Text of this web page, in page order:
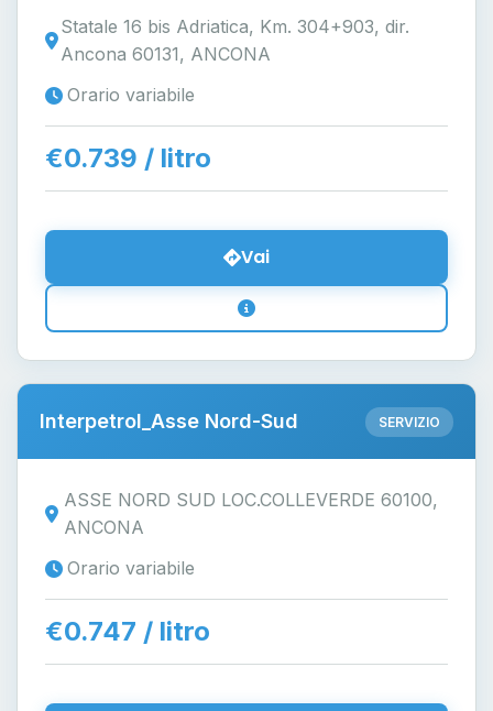
Statale 16 bis Adriatica, Km. 304+903, dir.
Ancona 60131, ANCONA
Orario variabile
€0.739 / litro
Vai
Interpetrol_Asse Nord-Sud SERVIZIO
ASSE NORD SUD LOC.COLLEVERDE 60100,
ANCONA
Orario variabile
€0.747 / litro